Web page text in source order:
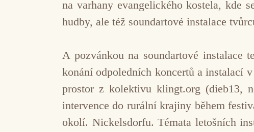
na varhany evangelického kostela, kde
hudby, ale též soundartové instalace
A pozvánkou na soundartové instalace
konání odpoledních koncertů a instalací
prostor z kolektivu klingt.org (dieb13,
intervence do rurální krajiny během
okolí. Nickelsdorfu. Témata letošních